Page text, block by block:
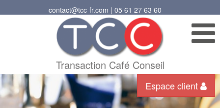
contact@tcc-fr.com | 05 61 27 63 60
Transaction Café Conseil
Espace client